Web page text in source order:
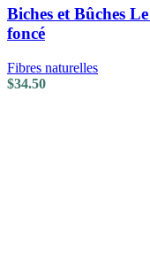
Biches et Bûches
foncé
Fibres naturelles
$34.50